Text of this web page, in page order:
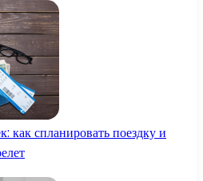
как спланировать поездку и